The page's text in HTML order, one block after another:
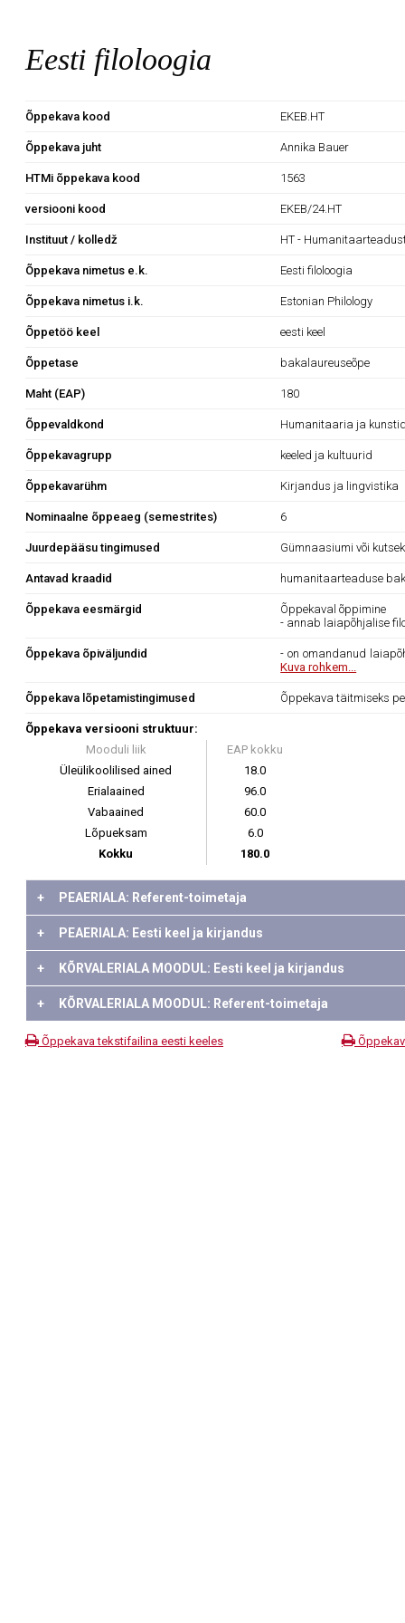
Eesti filoloogia
Õppekava kood EKEB.HT
Õppekava juht Annika Bauer
HTMi õppekava kood 1563
versiooni kood EKEB/24.HT
Instituut / kolledž HT -
Õppekava nimetus e.k. Eesti filoloogia
Õppekava nimetus i.k. Estonian Philology
Õppetöö keel eesti keel
Õppetase bakalaureuseõpe
Maht (EAP) 180
Õppevaldkond Humanitaaria ja
Õppekavagrupp keeled ja kultuurid
Õppekavarühm Kirjandus ja lingvistika
Nominaalne õppeaeg (semestrites) 6
Juurdepääsu tingimused Gümnaasiumi või
Antavad kraadid humanitaarteaduse
Õppekava eesmärgid
Õppekaval õppimine
- annab laiapõhjalise
Õppekava õpiväljundid
- on omandanud
Kuva rohkem...
Õppekava lõpetamistingimused Õppekava täitmiseks
Õppekava versiooni struktuur:
Mooduli liik
EAP kokku
Üleülikoolilised ained
18.0
Erialaained
96.0
Vabaained
60.0
Lõpueksam
6.0
Kokku
180.0
+ PEAERIALA: Referent-toimetaja
+ PEAERIALA: Eesti keel ja kirjandus
+ KÕRVALERIALA MOODUL: Eesti keel ja kirjandus
+ KÕRVALERIALA MOODUL: Referent-toimetaja
Õppekava tekstifailina eesti keeles